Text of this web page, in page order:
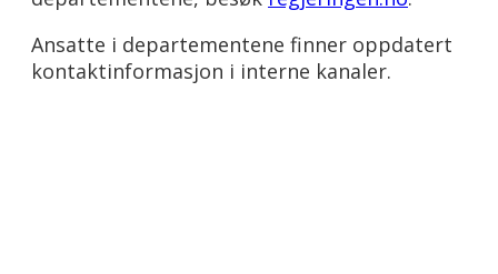
Ansatte i departementene finner oppdatert
kontaktinformasjon i interne kanaler.